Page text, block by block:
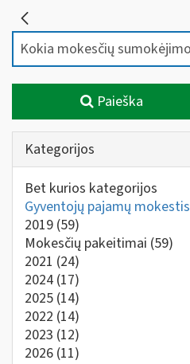
Paieška
Kategorijos
Bet kurios kategorijos
Gyventojų pajamų mokestis
2019 (59)
Mokesčių pakeitimai (59)
2021 (24)
2024 (17)
2025 (14)
2022 (14)
2023 (12)
2026 (11)